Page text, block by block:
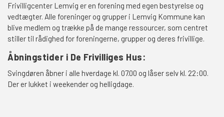
Frivilligcenter Lemvig er en forening med egen bestyrelse og
vedtægter. Alle foreninger og grupper i Lemvig Kommune kan
blive medlem og trække på de mange ressourcer, som centret
stiller til rådighed for foreningerne, grupper og deres frivillige.
Åbningstider i De Frivilliges Hus:
Svingdøren åbner i alle hverdage kl. 07.00 og låser selv kl. 22:00.
Der er lukket i weekender og helligdage.